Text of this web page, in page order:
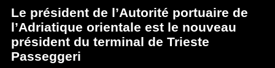
Le président de l’Autorité portuaire de
l’Adriatique orientale est le nouveau
président du terminal de Trieste
Passeggeri